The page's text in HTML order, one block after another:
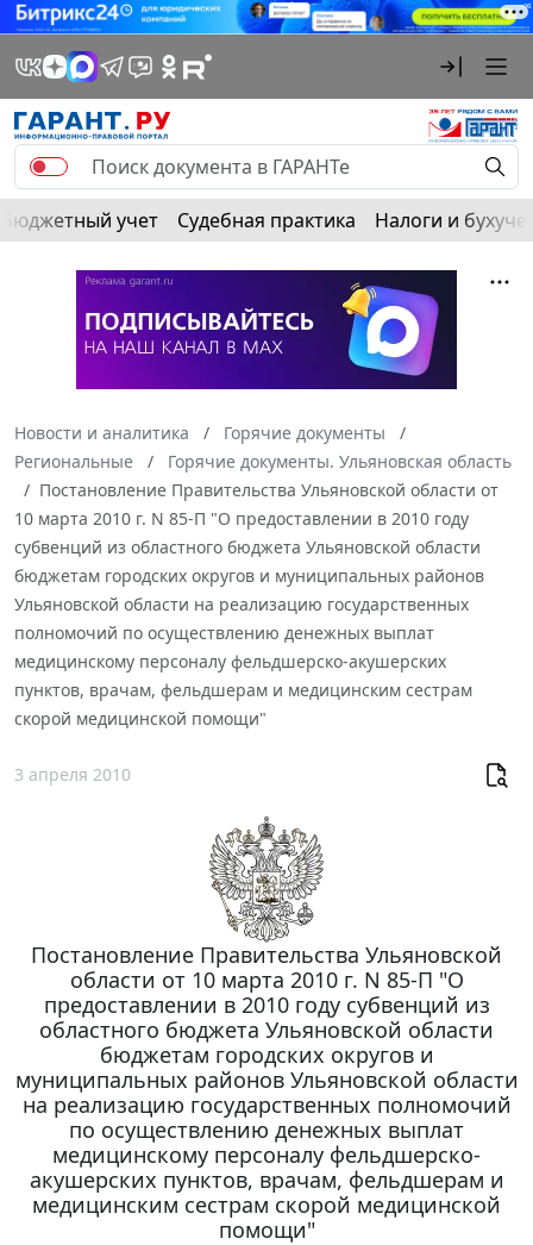
Бюджетный учет Судебная практика Налоги и
Новости и аналитика
Горячие документы
Региональные
Горячие документы. Ульяновская область
Постановление Правительства Ульяновской области от
10 марта 2010 г. N 85-П "О предоставлении в 2010 году
субвенций из областного бюджета Ульяновской области
бюджетам городских округов и муниципальных районов
Ульяновской области на реализацию государственных
полномочий по осуществлению денежных выплат
медицинскому персоналу фельдшерско-акушерских
пунктов, врачам, фельдшерам и медицинским сестрам
скорой медицинской помощи"
3 апреля 2010
Постановление Правительства Ульяновской
области от 10 марта 2010 г. N 85-П "О
предоставлении в 2010 году субвенций из
областного бюджета Ульяновской области
бюджетам городских округов и
муниципальных районов Ульяновской области
на реализацию государственных полномочий
по осуществлению денежных выплат
медицинскому персоналу фельдшерско-
акушерских пунктов, врачам, фельдшерам и
медицинским сестрам скорой медицинской
помощи"